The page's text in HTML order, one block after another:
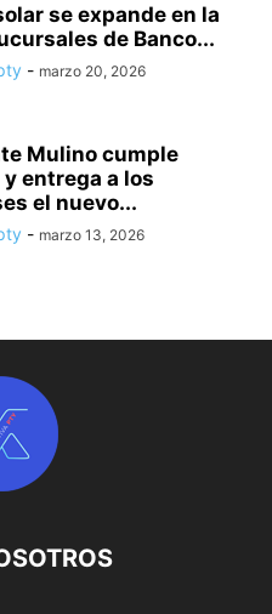
se expande en la
de Banco...
- marzo 20, 2026
Mulino cumple
entrega a los
el nuevo...
- marzo 13, 2026